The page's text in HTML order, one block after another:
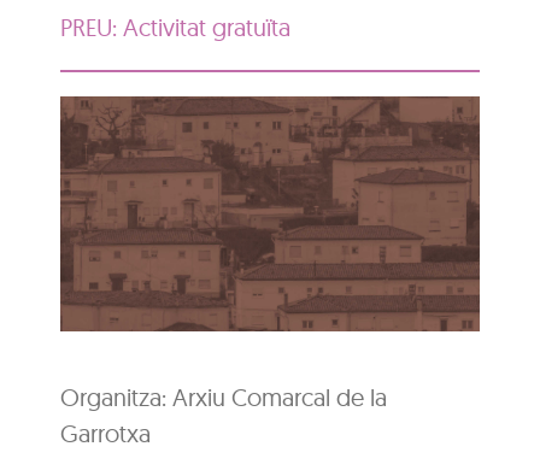
PREU: Activitat gratuïta
Organitza: Arxiu Comarcal de la
Garrotxa